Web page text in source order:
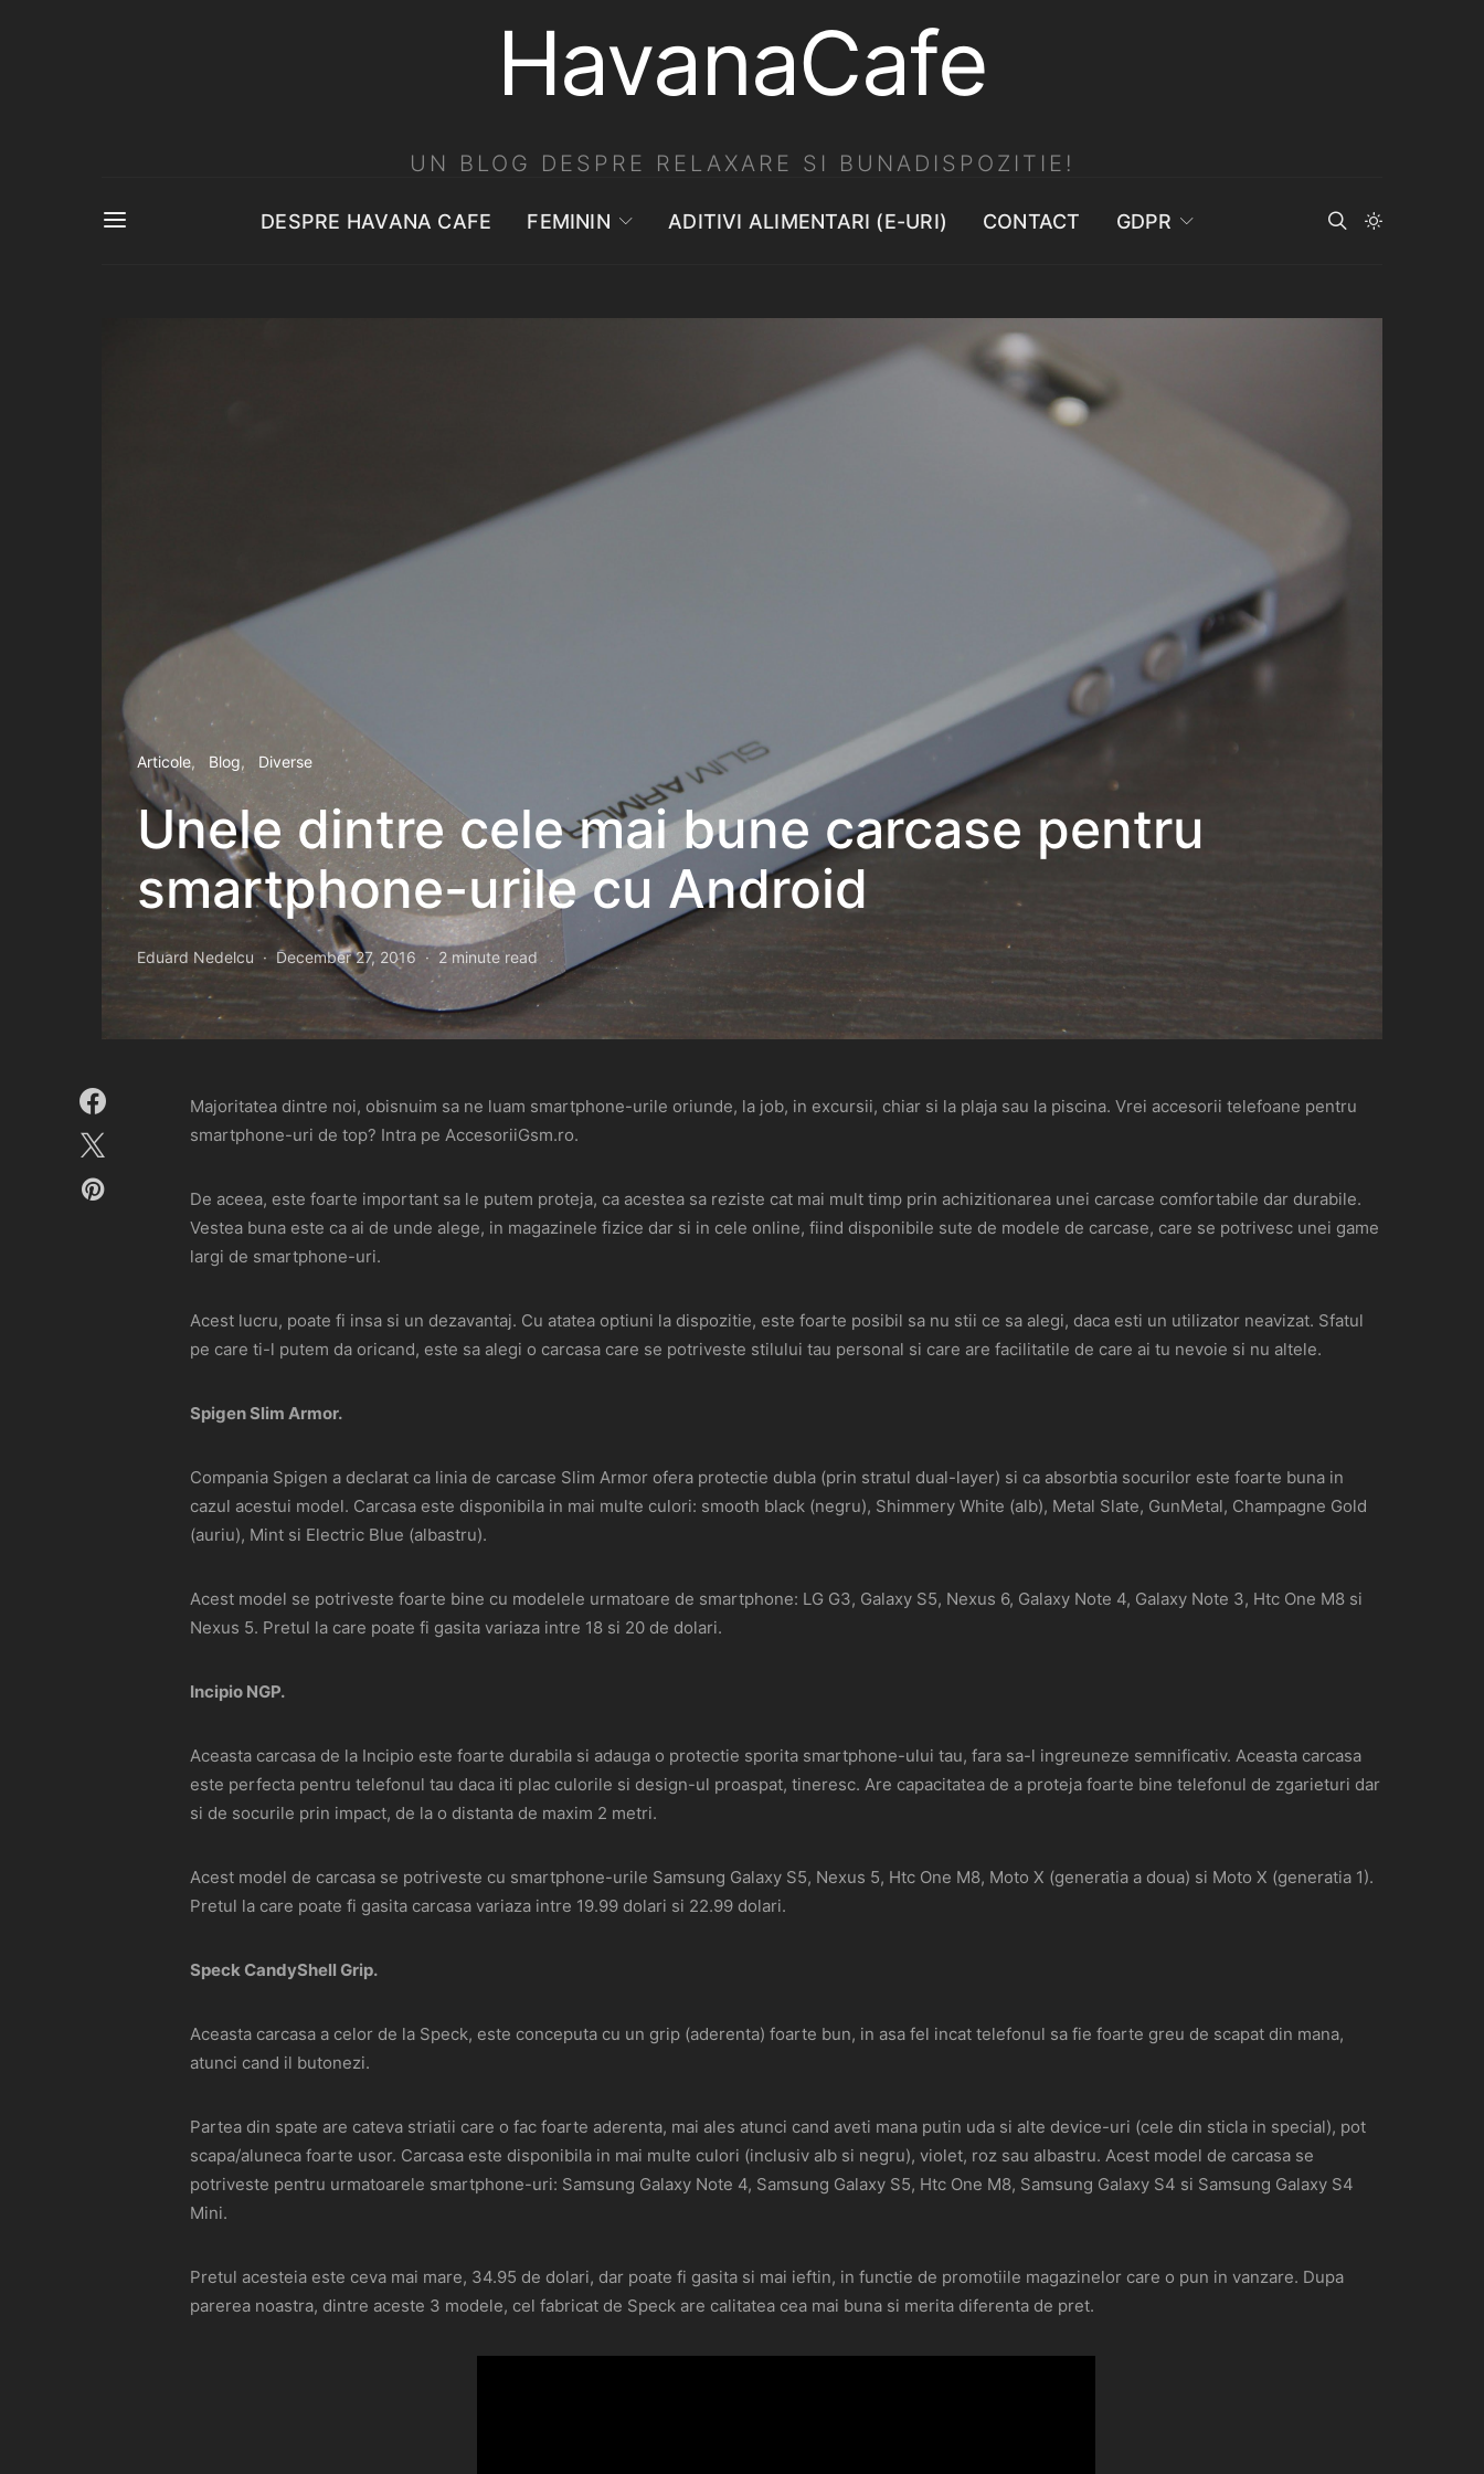
HavanaCafe
UN BLOG DESPRE RELAXARE SI BUNADISPOZITIE!
DESPRE HAVANA CAFE FEMININ ADITIVI ALIMENTARI (E-URI) CONTACT GDPR
Articole Blog Diverse
Unele dintre cele mai bune carcase pentru
smartphone-urile cu Android
Eduard Nedelcu December 27, 2016 2 minute read
Majoritatea dintre noi, obisnuim sa ne luam smartphone-urile oriunde, la job, in excursii, chiar si la plaja sau la piscina. Vrei accesorii telefoane pentru
smartphone-uri de top? Intra pe AccesoriiGsm.ro.
De aceea, este foarte important sa le putem proteja, ca acestea sa reziste cat mai mult timp prin achizitionarea unei carcase comfortabile dar durabile.
Vestea buna este ca ai de unde alege, in magazinele fizice dar si in cele online, fiind disponibile sute de modele de carcase, care se potrivesc unei game
largi de smartphone-uri.
Acest lucru, poate fi insa si un dezavantaj. Cu atatea optiuni la dispozitie, este foarte posibil sa nu stii ce sa alegi, daca esti un utilizator neavizat. Sfatul
pe care ti-l putem da oricand, este sa alegi o carcasa care se potriveste stilului tau personal si care are facilitatile de care ai tu nevoie si nu altele.
Spigen Slim Armor.
Compania Spigen a declarat ca linia de carcase Slim Armor ofera protectie dubla (prin stratul dual-layer) si ca absorbtia socurilor este foarte buna in
cazul acestui model. Carcasa este disponibila in mai multe culori: smooth black (negru), Shimmery White (alb), Metal Slate, GunMetal, Champagne Gold
(auriu), Mint si Electric Blue (albastru).
Acest model se potriveste foarte bine cu modelele urmatoare de smartphone: LG G3, Galaxy S5, Nexus 6, Galaxy Note 4, Galaxy Note 3, Htc One M8 si
Nexus 5. Pretul la care poate fi gasita variaza intre 18 si 20 de dolari.
Incipio NGP.
Aceasta carcasa de la Incipio este foarte durabila si adauga o protectie sporita smartphone-ului tau, fara sa-l ingreuneze semnificativ. Aceasta carcasa
este perfecta pentru telefonul tau daca iti plac culorile si design-ul proaspat, tineresc. Are capacitatea de a proteja foarte bine telefonul de zgarieturi dar
si de socurile prin impact, de la o distanta de maxim 2 metri.
Acest model de carcasa se potriveste cu smartphone-urile Samsung Galaxy S5, Nexus 5, Htc One M8, Moto X (generatia a doua) si Moto X (generatia 1).
Pretul la care poate fi gasita carcasa variaza intre 19.99 dolari si 22.99 dolari.
Speck CandyShell Grip.
Aceasta carcasa a celor de la Speck, este conceputa cu un grip (aderenta) foarte bun, in asa fel incat telefonul sa fie foarte greu de scapat din mana,
atunci cand il butonezi.
Partea din spate are cateva striatii care o fac foarte aderenta, mai ales atunci cand aveti mana putin uda si alte device-uri (cele din sticla in special), pot
scapa/aluneca foarte usor. Carcasa este disponibila in mai multe culori (inclusiv alb si negru), violet, roz sau albastru. Acest model de carcasa se
potriveste pentru urmatoarele smartphone-uri: Samsung Galaxy Note 4, Samsung Galaxy S5, Htc One M8, Samsung Galaxy S4 si Samsung Galaxy S4
Mini.
Pretul acesteia este ceva mai mare, 34.95 de dolari, dar poate fi gasita si mai ieftin, in functie de promotiile magazinelor care o pun in vanzare. Dupa
parerea noastra, dintre aceste 3 modele, cel fabricat de Speck are calitatea cea mai buna si merita diferenta de pret.